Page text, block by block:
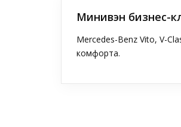
Минивэн бизнес-
Mercedes-Benz Vito, V-
комфорта.